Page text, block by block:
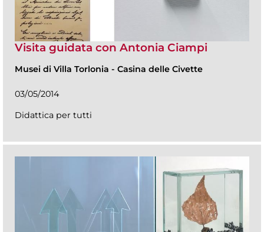
Visita guidata con Antonia Ciampi
Musei di Villa Torlonia - Casina delle Civette
03/05/2014
Didattica per tutti